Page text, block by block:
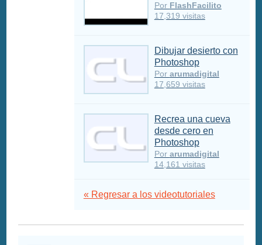
Por FlashFacilito
17,319 visitas
Dibujar desierto con
Photoshop
Por arumadigital
17,659 visitas
Recrea una cueva
desde cero en
Photoshop
Por arumadigital
14,161 visitas
« Regresar a los videotutoriales